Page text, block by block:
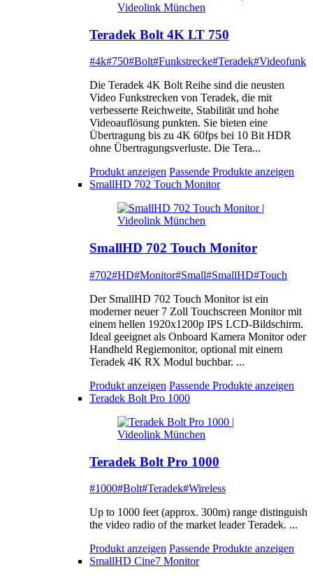
Teradek Bolt 4K LT 750
#4k#750#Bolt#Funkstrecke#Teradek#Videofunk
Die Teradek 4K Bolt Reihe sind die neusten
Video Funkstrecken von Teradek, die mit
verbesserte Reichweite, Stabilität und hohe
Videoauflösung punkten. Sie bieten eine
Übertragung bis zu 4K 60fps bei 10 Bit HDR
ohne Übertragungsverluste. Die Tera...
Produkt anzeigen Passende Produkte anzeigen
SmallHD 702 Touch Monitor
SmallHD 702 Touch Monitor
#702#HD#Monitor#Small#SmallHD#Touch
Der SmallHD 702 Touch Monitor ist ein
moderner neuer 7 Zoll Touchscreen Monitor mit
einem hellen 1920x1200p IPS LCD-Bildschirm.
Ideal geeignet als Onboard Kamera Monitor oder
Handheld Regiemonitor, optional mit einem
Teradek 4K RX Modul buchbar. ...
Produkt anzeigen Passende Produkte anzeigen
Teradek Bolt Pro 1000
Teradek Bolt Pro 1000
#1000#Bolt#Teradek#Wireless
Up to 1000 feet (approx. 300m) range distinguish
the video radio of the market leader Teradek. ...
Produkt anzeigen Passende Produkte anzeigen
SmallHD Cine7 Monitor